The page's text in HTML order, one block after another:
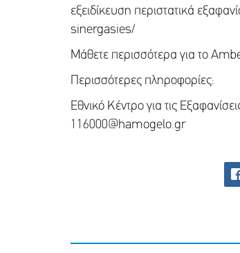
εξειδίκευση περιστατικά
sinergasies/
Μάθετε περισσότερα για το
Περισσότερες πληροφορίες:
Εθνικό Κέντρο για τις
116000@hamogelo.gr